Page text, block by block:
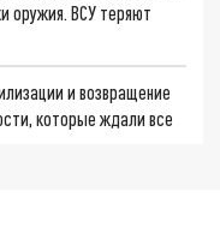
оружия. ВСУ теряют
и возвращение
которые ждали все